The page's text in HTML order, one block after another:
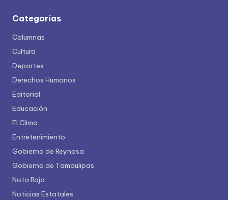
Categorías
Columnas
Cultura
Deportes
Derechos Humanos
Editorial
Educación
El Clima
Entretenimiento
Gobierno de Reynosa
Gobierno de Tamaulipas
Nota Roja
Noticias Estatales